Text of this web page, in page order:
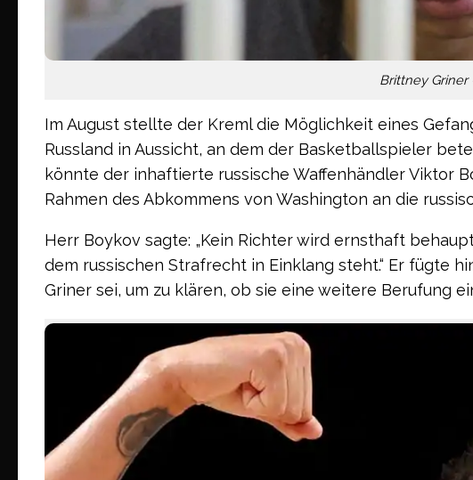
Brittney Griner
Im August stellte der Kreml die Möglichkeit eines
Russland in Aussicht, an dem der Basketballspieler
könnte der inhaftierte russische Waffenhändler Viktor
Rahmen des Abkommens von Washington an die
Herr Boykov sagte: „Kein Richter wird ernsthaft
dem russischen Strafrecht in Einklang steht.“ Er fügte
Griner sei, um zu klären, ob sie eine weitere Berufung